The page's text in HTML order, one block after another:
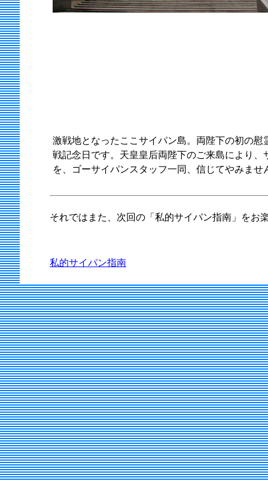
激戦地となったここサイパン島。両陛下の初の
戦記念日です。天皇皇后両陛下のご来島により
を、ゴーサイパンスタッフ一同、信じてやみませ
それではまた、次回の「私的サイパン指南」をお
私的サイパン指南